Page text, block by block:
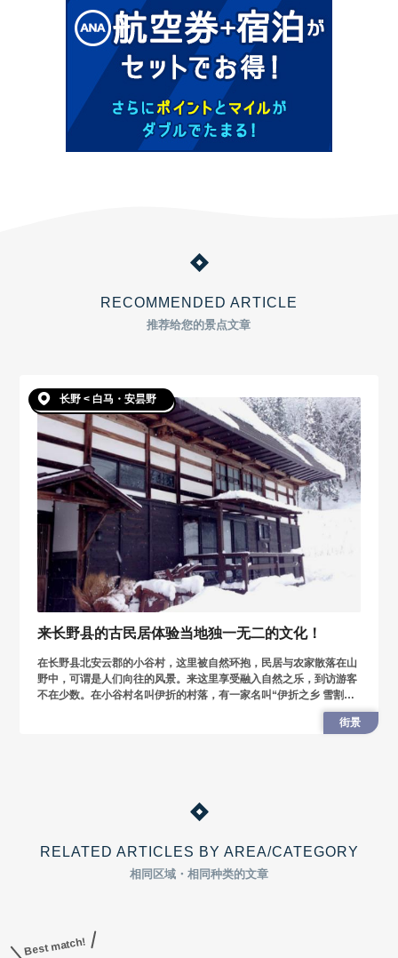
RECOMMENDED ARTICLE
推荐给您的景点文章
长野 < 白马・安昙野
来长野县的古民居体验当地独一无二的文化！
在长野县北安云郡的小谷村，这里被自然环抱，民居与农家散落在山
野中，可谓是人们向往的风景。来这里享受融入自然之乐，到访游客
不在少数。在小谷村名叫伊折的村落，有一家名叫“伊折之乡 雪割
草”的古民居。在这里，可以体验与本地的老人家一同收割、学习制
街景
RELATED ARTICLES BY AREA/CATEGORY
相同区域・相同种类的文章
Best match!